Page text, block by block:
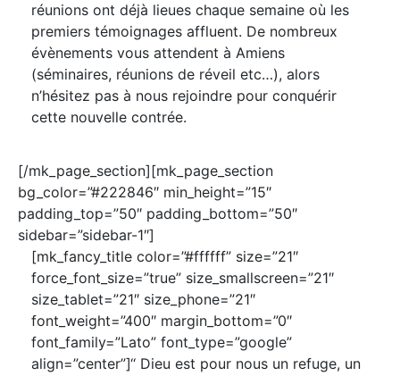
réunions ont déjà lieues chaque semaine où les
premiers témoignages affluent. De nombreux
évènements vous attendent à Amiens
(séminaires, réunions de réveil etc…), alors
n’hésitez pas à nous rejoindre pour conquérir
cette nouvelle contrée.
[/mk_page_section][mk_page_section
bg_color=”#222846″ min_height=”15″
padding_top=”50″ padding_bottom=”50″
sidebar=”sidebar-1″]
[mk_fancy_title color=”#ffffff” size=”21″
force_font_size=”true” size_smallscreen=”21″
size_tablet=”21″ size_phone=”21″
font_weight=”400″ margin_bottom=”0″
font_family=”Lato” font_type=”google”
align=”center”]‘‘ Dieu est pour nous un refuge, un